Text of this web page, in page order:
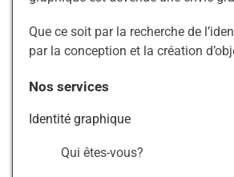
Que ce soit par la recherche de
par la conception et la création
Nos services
Identité graphique
Qui êtes-vous?